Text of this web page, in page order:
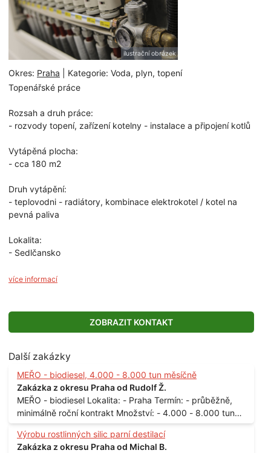
Okres: Praha | Kategorie: Voda, plyn, topení
Topenářské práce
Rozsah a druh práce:
- rozvody topení, zařízení kotelny - instalace a připojení kotlů
Vytápěná plocha:
- cca 180 m2
Druh vytápění:
- teplovodni - radiátory, kombinace elektrokotel / kotel na
pevná paliva
Lokalita:
- Sedlčansko
více informací
ZOBRAZIT KONTAKT
Další zakázky
MEŘO - biodiesel, 4.000 - 8.000 tun měsíčně
Zakázka z okresu Praha od Rudolf Ž.
MEŘO - biodiesel Lokalita: - Praha Termín: - průběžně,
minimálně roční kontrakt Množství: - 4.000 - 8.000 tun
měsíčně
Výrobu rostlinných silic parní destilací
Zakázka z okresu Praha od Michal B.
ilustrační obrázek